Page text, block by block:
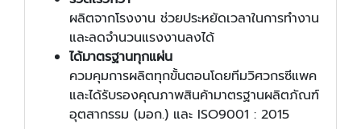
ผลิตจากโรงงาน ช่วยประหยัดเวลาในการทำงาน
และลดจำนวนแรงงานลงได้
ได้มาตรฐานทุกแผ่น
ควมคุมการผลิตทุกขั้นตอนโดยทีมวิศวกรซีแพค
และได้รับรองคุณภาพสินค้ามาตรฐานผลิตภัณฑ์
อุตสากรรม (มอก.) และ ISO9001 : 2015